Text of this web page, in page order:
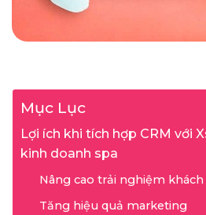
Mục Lục
Lợi ích khi tích hợp CRM với
kinh doanh spa
Nâng cao trải nghiệm khách
Tăng hiệu quả marketing